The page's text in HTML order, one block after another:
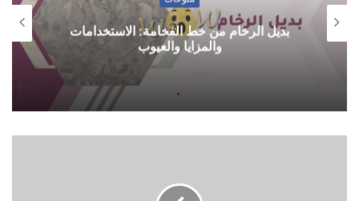
بديل الرخام من خط الفخامة: الاستخدامات
والمزايا والعيوب